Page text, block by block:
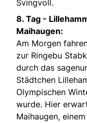
Svingvoll.
8. Tag -
Maihaugen:
Am Morgen
zur Ringebu
durch das
Städtchen
Olympischen
wurde. Hier
Maihaugen,